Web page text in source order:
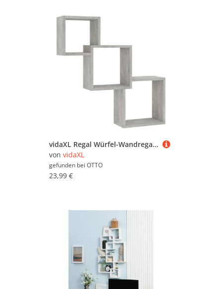
vidaXL Regal Würfel-Wandregale Betongrau 68x15x68 cm Holzwerkstoff, 1-tlg.
von vidaXL
gefunden bei OTTO
23,99 €